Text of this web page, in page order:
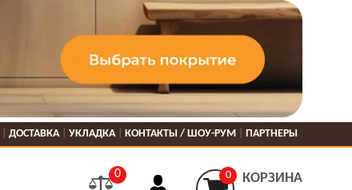
ДОСТАВКА УКЛАДКА КОНТАКТЫ / ШОУ-РУМ ПАРТНЕРЫ
0 0 КОРЗИНА